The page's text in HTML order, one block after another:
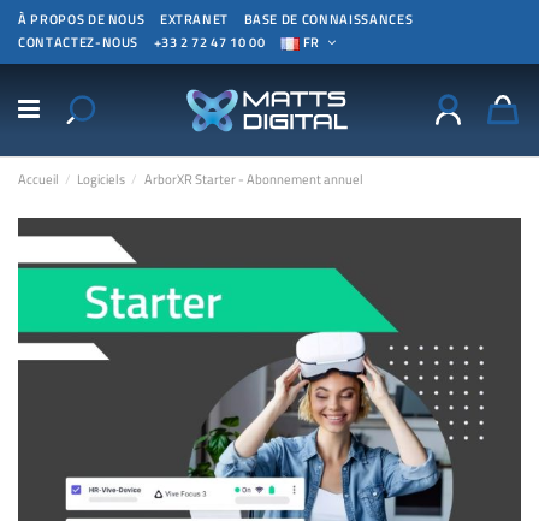
À PROPOS DE NOUS EXTRANET
BASE DE CONNAISSANCES
CONTACTEZ-NOUS
+33 2 72 47 10 00 FR
Accueil Logiciels ArborXR Starter - Abonnement annuel